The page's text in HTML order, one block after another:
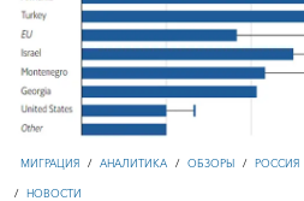
МИГРАЦИЯ / АНАЛИТИКА / ОБЗОРЫ / РОССИЯ
/ НОВОСТИ